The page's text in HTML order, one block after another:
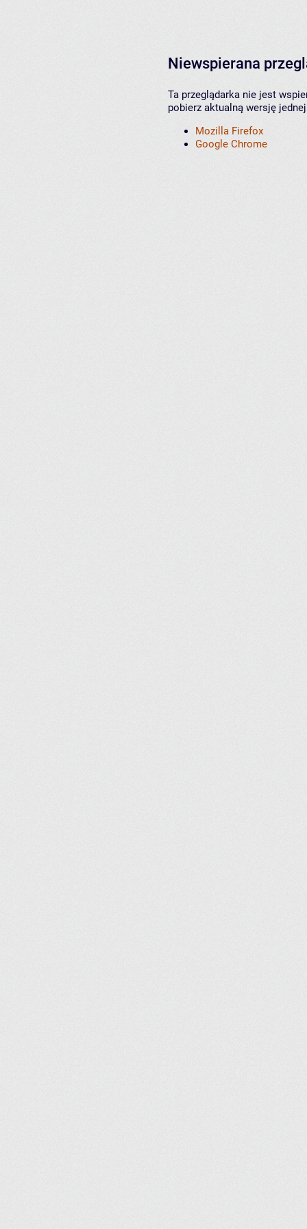
Niewspierana
Ta przeglądarka nie jest
pobierz aktualną wersję
Mozilla Firefox
Google Chrome